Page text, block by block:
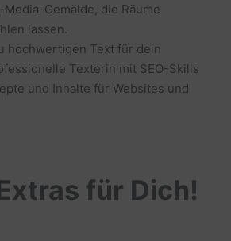
Gemälde, die Räume
lassen.
hochwertigen Text für dein
Texterin mit SEO-Skills
und Inhalte für Websites und
für Dich!